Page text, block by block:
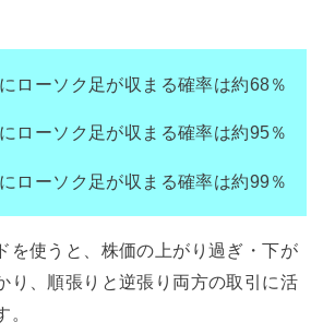
ローソク足が収まる確率は約68％
ローソク足が収まる確率は約95％
ローソク足が収まる確率は約99％
を使うと、株価の上がり過ぎ・下が
り、順張りと逆張り両方の取引に活